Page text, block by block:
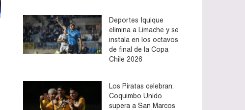
Deportes Iquique
elimina a Limache y se
instala en los octavos
de final de la Copa
Chile 2026
Los Piratas celebran:
Coquimbo Unido
supera a San Marcos